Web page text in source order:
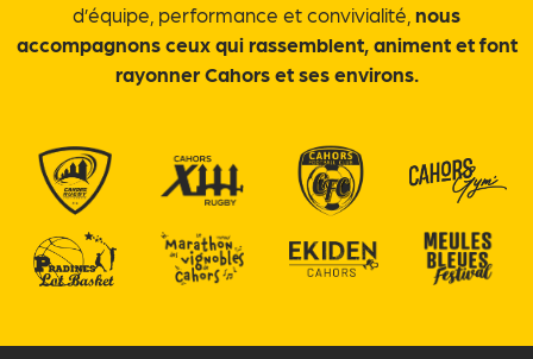
d’équipe, performance et convivialité, nous
accompagnons ceux qui rassemblent, animent et font
rayonner Cahors et ses environs.